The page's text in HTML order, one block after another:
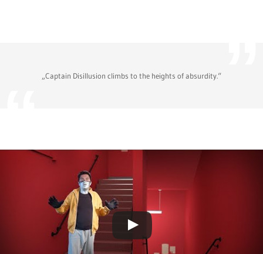
„Captain Disillusion climbs to the heights of absurdity.“